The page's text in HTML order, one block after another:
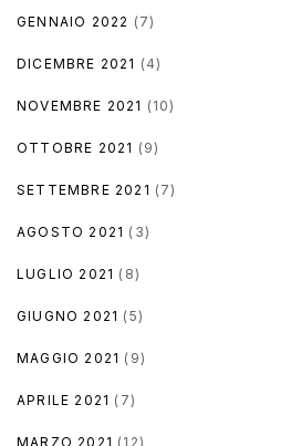
GENNAIO 2022 (7)
DICEMBRE 2021 (4)
NOVEMBRE 2021 (10)
OTTOBRE 2021 (9)
SETTEMBRE 2021 (7)
AGOSTO 2021 (3)
LUGLIO 2021 (8)
GIUGNO 2021 (5)
MAGGIO 2021 (9)
APRILE 2021 (7)
MARZO 2021 (12)